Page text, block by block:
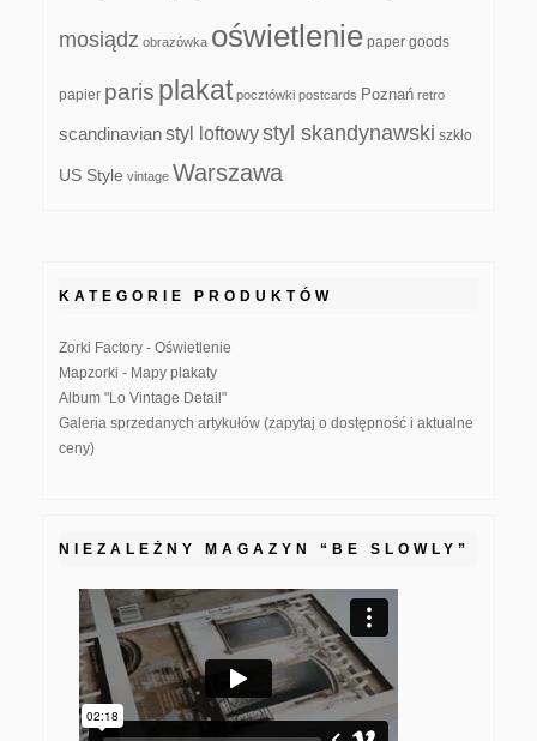
mosiądz obrazówka oświetlenie paper goods
papier paris plakat pocztówki postcards Poznań retro
scandinavianstyl loftowystyl skandynawski szkło
US Style vintage Warszawa
KATEGORIE PRODUKTÓW
Zorki Factory - Oświetlenie
Mapzorki - Mapy plakaty
Album "Lo Vintage Detail"
Galeria sprzedanych artykułów (zapytaj o dostępność i aktualne
ceny)
NIEZALEŻNY MAGAZYN “BE SLOWLY”